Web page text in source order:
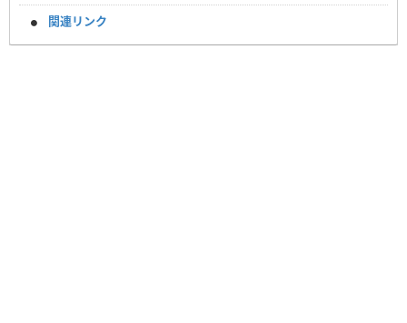
関連リンク